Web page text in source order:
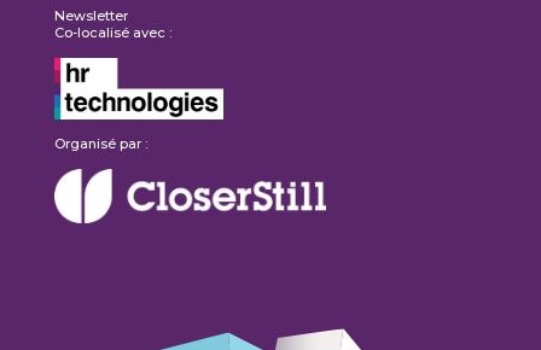
Newsletter
Co-localisé avec :
Organisé par :